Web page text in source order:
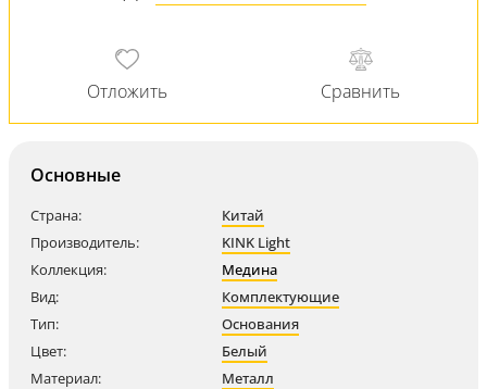
Основные
Страна:
Китай
Производитель:
KINK Light
Коллекция:
Медина
Вид:
Комплектующие
Тип:
Основания
Цвет:
Белый
Материал:
Металл